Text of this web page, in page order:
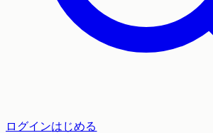
ログインはじめる